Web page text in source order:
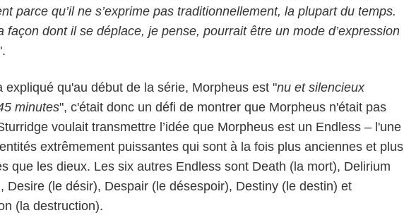
parce qu’il ne s’exprime pas traditionnellement, la plupart du temps.
façon dont il se déplace, je pense, pourrait être un mode d’expression
expliqué qu'au début de la série, Morpheus est "nu et silencieux
minutes", c'était donc un défi de montrer que Morpheus n'était pas
voulait transmettre l’idée que Morpheus est un Endless – l'une
extrêmement puissantes qui sont à la fois plus anciennes et plus
que les dieux. Les six autres Endless sont Death (la mort), Delirium
Desire (le désir), Despair (le désespoir), Destiny (le destin) et
(la destruction).